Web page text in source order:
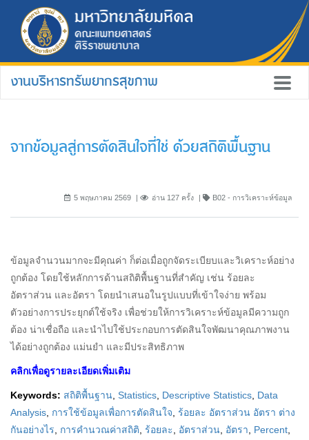
งานบริหารทรัพยากรสุขภาพ
จากข้อมูลสู่การตัดสินใจที่ใช่ ด้วยสถิติพื้นฐาน
5 พฤษภาคม 2569 อ่าน 127 ครั้ง B02 - การวิเคราะห์ข้อมูล
ข้อมูลจำนวนมากจะมีคุณค่า ก็ต่อเมื่อถูกจัดระเบียบและวิเคราะห์อย่าง
ถูกต้อง โดยใช้หลักการด้านสถิติพื้นฐานที่สำคัญ เช่น ร้อยละ
อัตราส่วน และอัตรา โดยนำเสนอในรูปแบบที่เข้าใจง่าย พร้อม
ตัวอย่างการประยุกต์ใช้จริง เพื่อช่วยให้การวิเคราะห์ข้อมูลมีความถูก
ต้อง น่าเชื่อถือ และนำไปใช้ประกอบการตัดสินใจพัฒนาคุณภาพงาน
ได้อย่างถูกต้อง แม่นยำ และมีประสิทธิภาพ
คลิกเพื่อดูรายละเอียดเพิ่มเติม
Keywords: สถิติพื้นฐาน Statistics Descriptive Statistics Data
Analysis การใช้ข้อมูลเพื่อการตัดสินใจ
ร้อยละ อัตราส่วน อัตรา ต่าง
กันอย่างไร
การคำนวณค่าสถิติ ร้อยละ อัตราส่วน อัตรา Percent